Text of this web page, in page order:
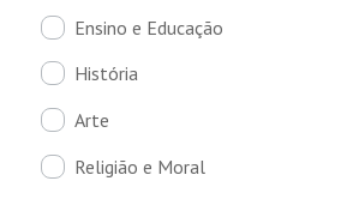
Ensino e Educação
História
Arte
Religião e Moral